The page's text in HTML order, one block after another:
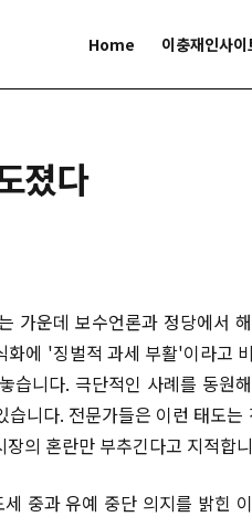
Home 이충재인사이
졌다
가운데 보수언론과 정당에서
에 '징벌적 과세 부활'이라고
습니다. 극단적인 사례를 동원
니다. 전문가들은 이런 태도는
의 혼란만 부추긴다고 지적합
중과 유예 중단 의지를 밝힌